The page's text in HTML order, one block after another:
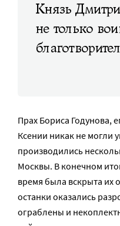
Князь
не только
Прах Бориса Годунова,
Ксении никак не могли
производились
Москвы. В конечном
время была вскрыта их
останки оказались
ограблены и